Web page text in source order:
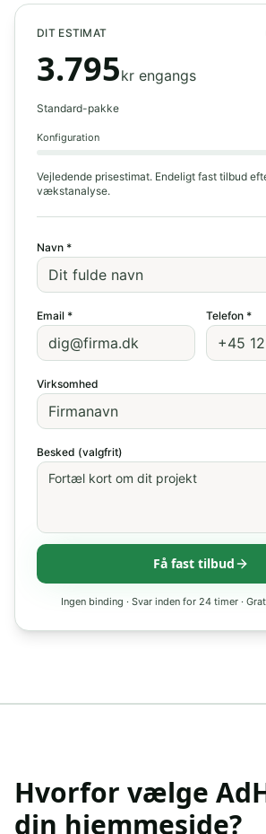
DIT ESTIMAT
3.795kr engangs
Standard-pakke
Konfiguration
Vejledende prisestimat. Endeligt fast tilbud
vækstanalyse.
Navn *
Email * Telefon *
Virksomhed
Besked (valgfrit)
Få fast tilbud
Ingen binding · Svar inden for 24 timer ·
Hvorfor vælge
din hjemmeside?